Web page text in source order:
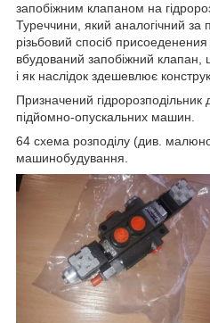
запобіжним клапаном на
Туреччини, який аналогічний
різьбовий спосіб
вбудований запобіжний
і як наслідок здешевлює
Призначений
підйомно-опускальних машин.
64 схема розподілу (див.
машинобудування.